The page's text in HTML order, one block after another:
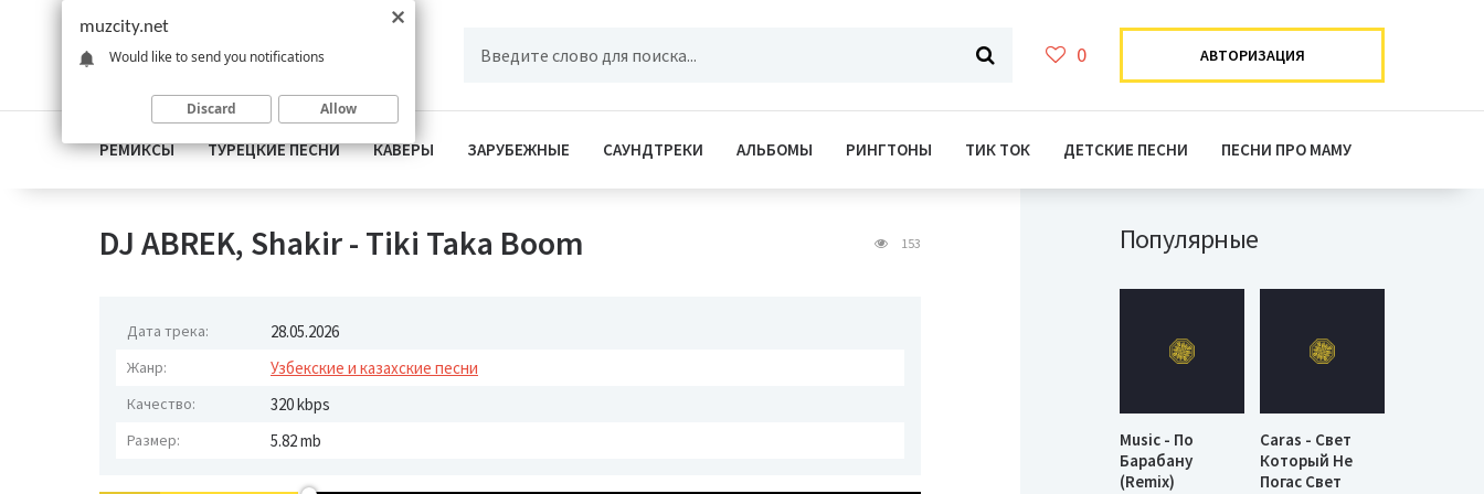
0 АВТОРИЗАЦИЯ
РЕМИКСЫ ТУРЕЦКИЕ ПЕСНИ КАВЕРЫ ЗАРУБЕЖНЫЕ САУНДТРЕКИ АЛЬБОМЫ РИНГТОНЫ ТИК ТОК ДЕТСКИЕ ПЕСНИ ПЕСНИ ПРО МАМУ
DJ ABREK, Shakir - Tiki Taka Boom 153
Дата трека: 28.05.2026
Жанр: Узбекские и казахские песни
Качество: 320 kbps
Размер: 5.82 mb
Популярные
Music - По
Барабану
(Remix)
Caras - Свет
Который Не
Погас Свет
muzcity.net
Would like to send you notifications
Discard Allow